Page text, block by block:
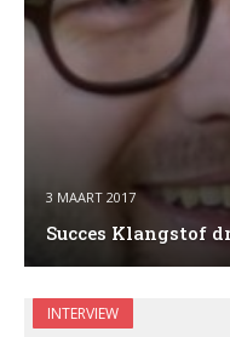
3 MAART 2017
Succes Klangstof
INTERVIEW